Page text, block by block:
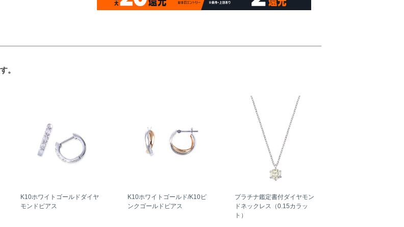
。
K10ホワイトゴールドダイヤ
モンドピアス
K10ホワイトゴールド/K10ピ
ンクゴールドピアス
プラチナ鑑定書付ダイヤモン
ドネックレス（0.15カラッ
ト）